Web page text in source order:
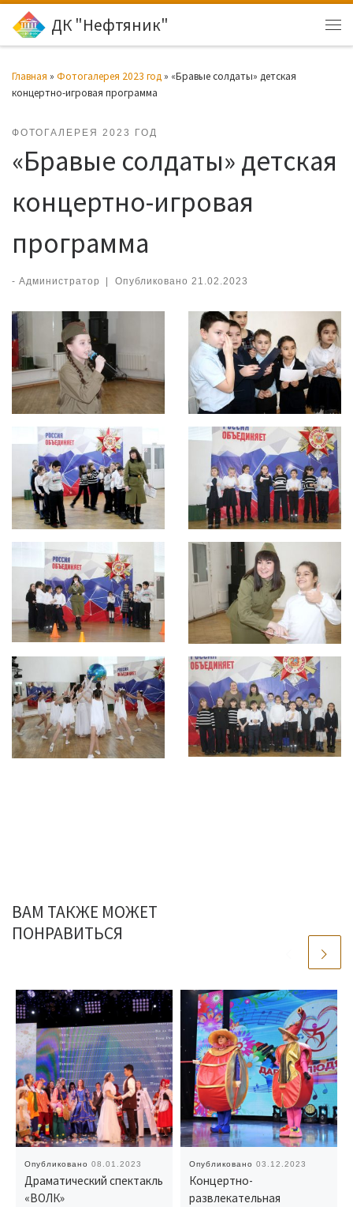
Перейти к содержимому
ДК "Нефтяник"
Главная » Фотогалерея 2023 год » «Бравые солдаты» детская
концертно-игровая программа
ФОТОГАЛЕРЕЯ 2023 ГОД
«Бравые солдаты» детская
концертно-игровая
программа
- Администратор Опубликовано 21.02.2023
ВАМ ТАКЖЕ МОЖЕТ
ПОНРАВИТЬСЯ
Опубликовано 08.01.2023
Драматический спектакль
«ВОЛК»
Опубликовано 03.12.2023
Концертно-
развлекательная